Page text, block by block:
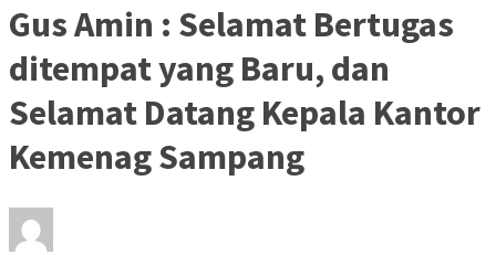
Gus Amin : Selamat Bertugas
ditempat yang Baru, dan
Selamat Datang Kepala Kantor
Kemenag Sampang